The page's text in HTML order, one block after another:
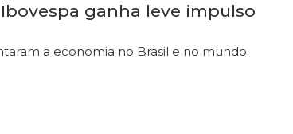
ganha leve impulso
a economia no Brasil e no mundo.